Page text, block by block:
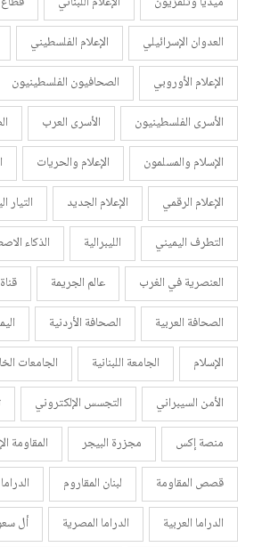
العدوان الإسرائيلي
الإعلام الفلسطيني
الإعلام الأوروبي
الصحافيون الفلسطينيون
الأسرى الفلسطينيون
الأسرى العرب
الإسلام والمسلمون
الإعلام والحريات
الإعلام الرقمي
الإعلام الجديد
التيار
التطرف اليميني
الليبرالية
الذكاء
العنصرية في الغرب
عالم الجريمة
الصحافة العربية
الصحافة الأردنية
الإسلام
الجامعة اللبنانية الجامعات
الأمن السيبراني
التجسس الإلكتروني
منصة إكس
مجزرة البيجر
المقاومة
قصص المقاومة
لبنان المقاروم
الدراما العربية
الدراما المصرية أل